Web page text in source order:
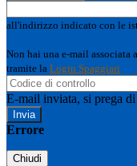
all'indirizzo indicato con le
Non hai una e-mail associata
tramite la Login Spaggiari
E-mail inviata, si prega
Errore
Chiudi